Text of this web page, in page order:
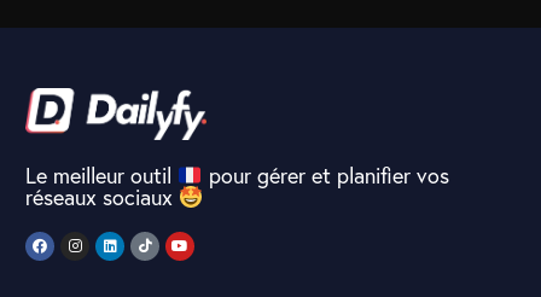
Le meilleur outil pour gérer et planifier vos
réseaux sociaux